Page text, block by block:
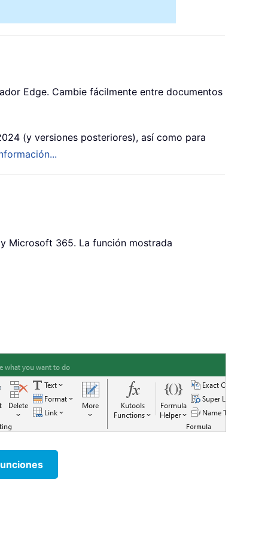
Edge. Cambie fácilmente entre documentos
(y versiones posteriores), así como para
Microsoft 365. La función mostrada